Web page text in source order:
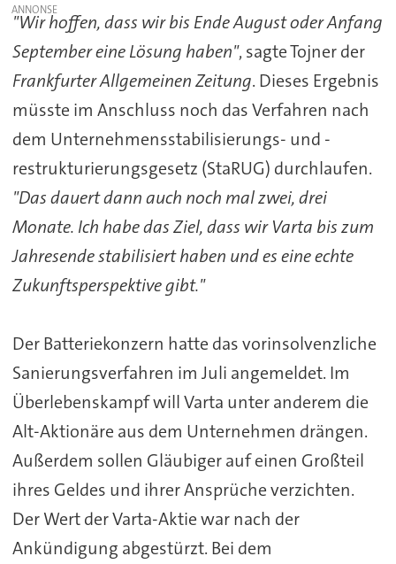
"Wir hoffen, dass wir bis Ende August oder Anfang
September eine Lösung haben", sagte Tojner der
Frankfurter Allgemeinen Zeitung. Dieses Ergebnis
müsste im Anschluss noch das Verfahren nach
dem Unternehmensstabilisierungs- und -
restrukturierungsgesetz (StaRUG) durchlaufen.
"Das dauert dann auch noch mal zwei, drei
Monate. Ich habe das Ziel, dass wirVarta bis zum
Jahresende stabilisiert haben und es eine echte
Zukunftsperspektive gibt."
Der Batteriekonzern hatte das vorinsolvenzliche
Sanierungsverfahren im Juli angemeldet. Im
Überlebenskampf willVarta unter anderem die
Alt-Aktionäre aus dem Unternehmen drängen.
Außerdem sollen Gläubiger auf einen Großteil
ihres Geldes und ihrer Ansprüche verzichten.
Der Wert derVarta-Aktie war nach der
Ankündigung abgestürzt. Bei dem